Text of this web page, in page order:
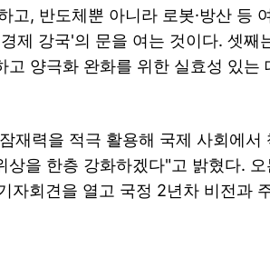
고, 반도체뿐 아니라 로봇·방산 등
제 강국'의 문을 여는 것이다. 셋째
양극화 완화를 위한 실효성 있는
재력을 적극 활용해 국제 사회에서
을 한층 강화하겠다"고 밝혔다.
자회견을 열고 국정 2년차 비전과